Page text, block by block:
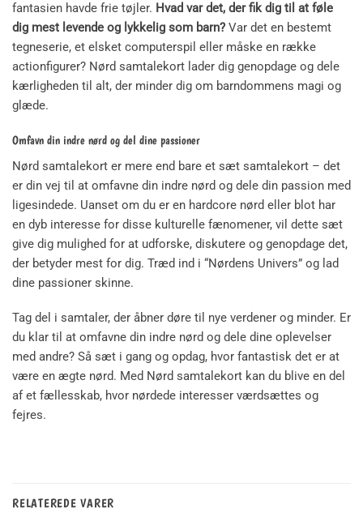
fantasien havde frie tøjler. Hvad var det, der fik dig til at føle
dig mest levende og lykkelig som barn? Var det en bestemt
tegneserie, et elsket computerspil eller måske en række
actionfigurer? Nørd samtalekort lader dig genopdage og dele
kærligheden til alt, der minder dig om barndommens magi og
glæde.
Omfavn din indre nørd og del dine passioner
Nørd samtalekort er mere end bare et sæt samtalekort – det
er din vej til at omfavne din indre nørd og dele din passion med
ligesindede. Uanset om du er en hardcore nørd eller blot har
en dyb interesse for disse kulturelle fænomener, vil dette sæt
give dig mulighed for at udforske, diskutere og genopdage det,
der betyder mest for dig. Træd ind i “Nørdens Univers” og lad
dine passioner skinne.
Tag del i samtaler, der åbner døre til nye verdener og minder. Er
du klar til at omfavne din indre nørd og dele dine oplevelser
med andre? Så sæt i gang og opdag, hvor fantastisk det er at
være en ægte nørd. Med Nørd samtalekort kan du blive en del
af et fællesskab, hvor nørdede interesser værdsættes og
fejres.
RELATEREDE VARER